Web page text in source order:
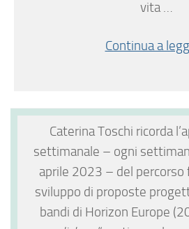
vita …
Continua a
CaterinaToschi ricorda
settimanale – ogni
aprile 2023 – del percorso
sviluppo di proposte
bandi di Horizon Europe